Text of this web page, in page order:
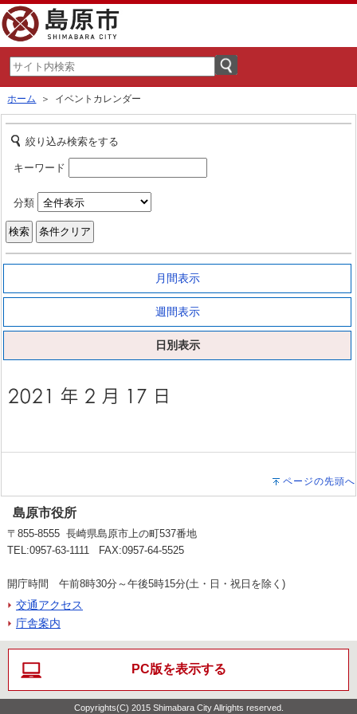
ホーム ＞ イベントカレンダー
絞り込み検索をする
キーワード
分類
月間表示
週間表示
日別表示
ページの先頭へ
島原市役所
〒855-8555 長崎県島原市上の町537番地
TEL:0957-63-1111 FAX:0957-64-5525
開庁時間 午前8時30分～午後5時15分(土・日・祝日を除く)
交通アクセス
庁舎案内
PC版を表示する
Copyrights(C) 2015 Shimabara City Allrights reserved.